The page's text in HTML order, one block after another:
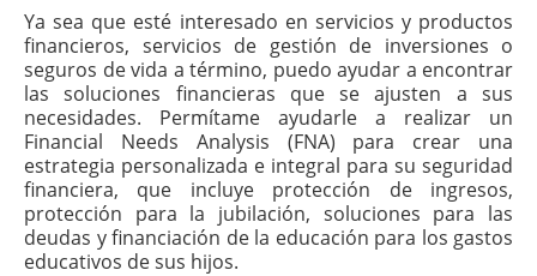
Ya sea que esté interesado en servicios y productos
financieros, servicios de gestión de inversiones o
seguros de vida a término, puedo ayudar a encontrar
las soluciones financieras que se ajusten a sus
necesidades. Permítame ayudarle a realizar un
Financial Needs Analysis (FNA) para crear una
estrategia personalizada e integral para su seguridad
financiera, que incluye protección de ingresos,
protección para la jubilación, soluciones para las
deudas y financiación de la educación para los gastos
educativos de sus hijos.